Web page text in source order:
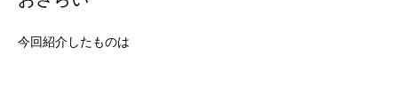
今回紹介したものは